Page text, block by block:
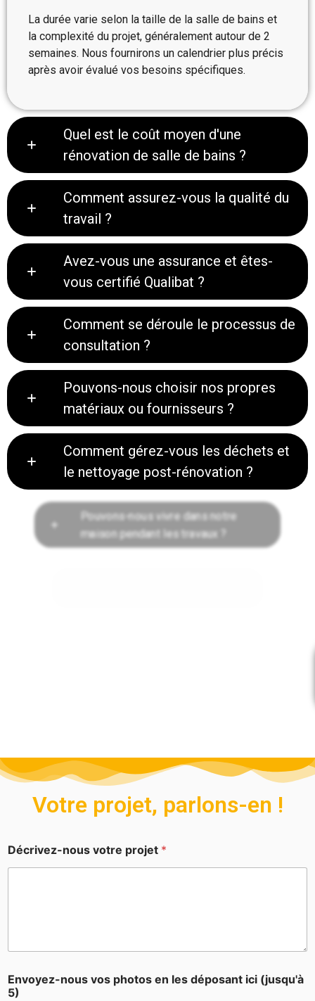
La durée varie selon la taille de la salle de bains et
la complexité du projet, généralement autour de 2
semaines. Nous fournirons un calendrier plus précis
après avoir évalué vos besoins spécifiques.
Quel est le coût moyen d'une
rénovation de salle de bains ?
Comment assurez-vous la qualité du
travail ?
Avez-vous une assurance et êtes-
vous certifié Qualibat ?
Comment se déroule le processus de
consultation ?
Pouvons-nous choisir nos propres
matériaux ou fournisseurs ?
Comment gérez-vous les déchets et
le nettoyage post-rénovation ?
Pouvons-nous vivre dans notre
maison pendant les travaux ?
Votre projet, parlons-en !
Décrivez-nous votre projet *
Envoyez-nous vos photos en les déposant ici (jusqu'à
5)